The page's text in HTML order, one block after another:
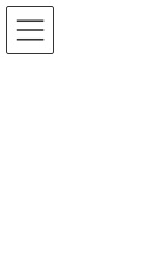
コ
ン
ナ
ビ